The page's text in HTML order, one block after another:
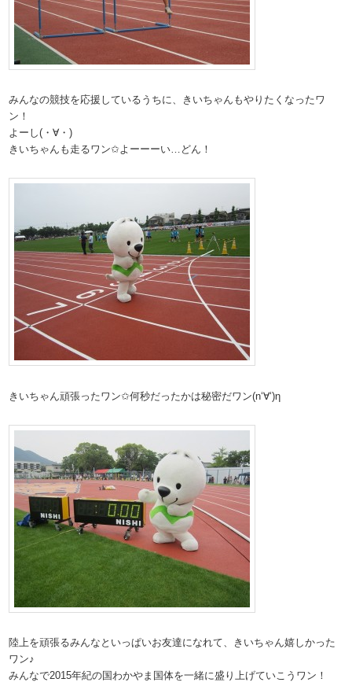
みんなの競技を応援しているうちに、きいちゃんもやりたくなったワ
ン！
よーし(・∀・)
きいちゃんも走るワン✩よーーーい…どん！
きいちゃん頑張ったワン✩何秒だったかは秘密だワン(n‘∀‘)η
陸上を頑張るみんなといっぱいお友達になれて、きいちゃん嬉しかった
ワン♪
みんなで2015年紀の国わかやま国体を一緒に盛り上げていこうワン！